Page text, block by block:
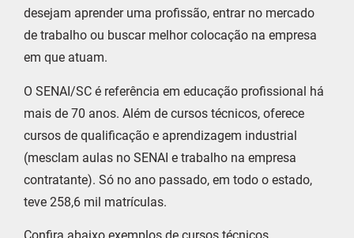
desejam aprender uma profissão, entrar no mercado
de trabalho ou buscar melhor colocação na empresa
em que atuam.
O SENAI/SC é referência em educação profissional há
mais de 70 anos. Além de cursos técnicos, oferece
cursos de qualificação e aprendizagem industrial
(mesclam aulas no SENAI e trabalho na empresa
contratante). Só no ano passado, em todo o estado,
teve 258,6 mil matrículas.